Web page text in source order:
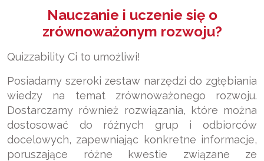
Nauczanie i uczenie się o
zrównoważonym rozwoju?
Quizzability Ci to umożliwi!
Posiadamy szeroki zestaw narzędzi do zgłębiania
wiedzy na temat zrównoważonego rozwoju.
Dostarczamy również rozwiązania, które można
dostosować do różnych grup i odbiorców
docelowych, zapewniając konkretne informacje,
poruszające różne kwestie związane ze